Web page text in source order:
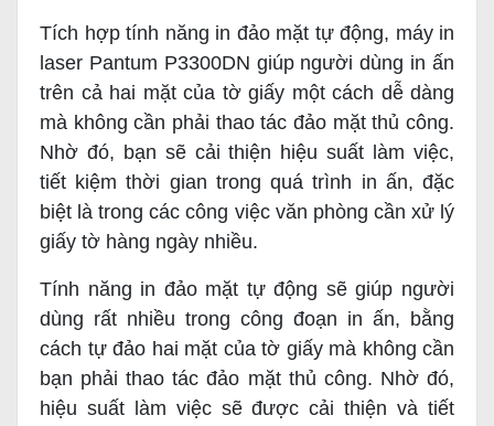
Tích hợp tính năng in đảo mặt tự động, máy in
laser Pantum P3300DN giúp người dùng in ấn
trên cả hai mặt của tờ giấy một cách dễ dàng
mà không cần phải thao tác đảo mặt thủ công.
Nhờ đó, bạn sẽ cải thiện hiệu suất làm việc,
tiết kiệm thời gian trong quá trình in ấn, đặc
biệt là trong các công việc văn phòng cần xử lý
giấy tờ hàng ngày nhiều.
Tính năng in đảo mặt tự động sẽ giúp người
dùng rất nhiều trong công đoạn in ấn, bằng
cách tự đảo hai mặt của tờ giấy mà không cần
bạn phải thao tác đảo mặt thủ công. Nhờ đó,
hiệu suất làm việc sẽ được cải thiện và tiết